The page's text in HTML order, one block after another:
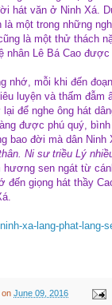
hát văn ở Ninh Xá.
là một trong những
là một thử thách
nhân Lê Bá Cao
nhớ, mỗi khi đến
luyện và thấm
để nghe ông hát
được phú quý,
bao đời mà dân
Ni sư triều Lý
hương sen ngát từ
đến giọng hát thầy
xa-lang-phat-lang-
on June 09, 2016